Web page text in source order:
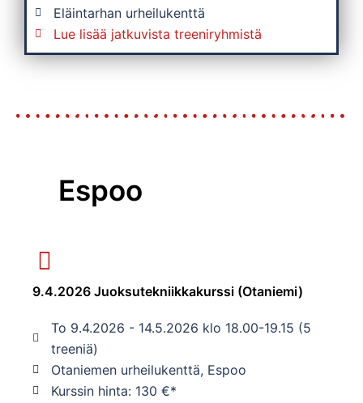
Eläintarhan urheilukenttä
Lue lisää jatkuvista treeniryhmistä
Espoo
9.4.2026 Juoksutekniikkakurssi (Otaniemi)
To 9.4.2026 - 14.5.2026 klo 18.00-19.15 (5
treeniä)
Otaniemen urheilukenttä, Espoo
Kurssin hinta: 130 €*